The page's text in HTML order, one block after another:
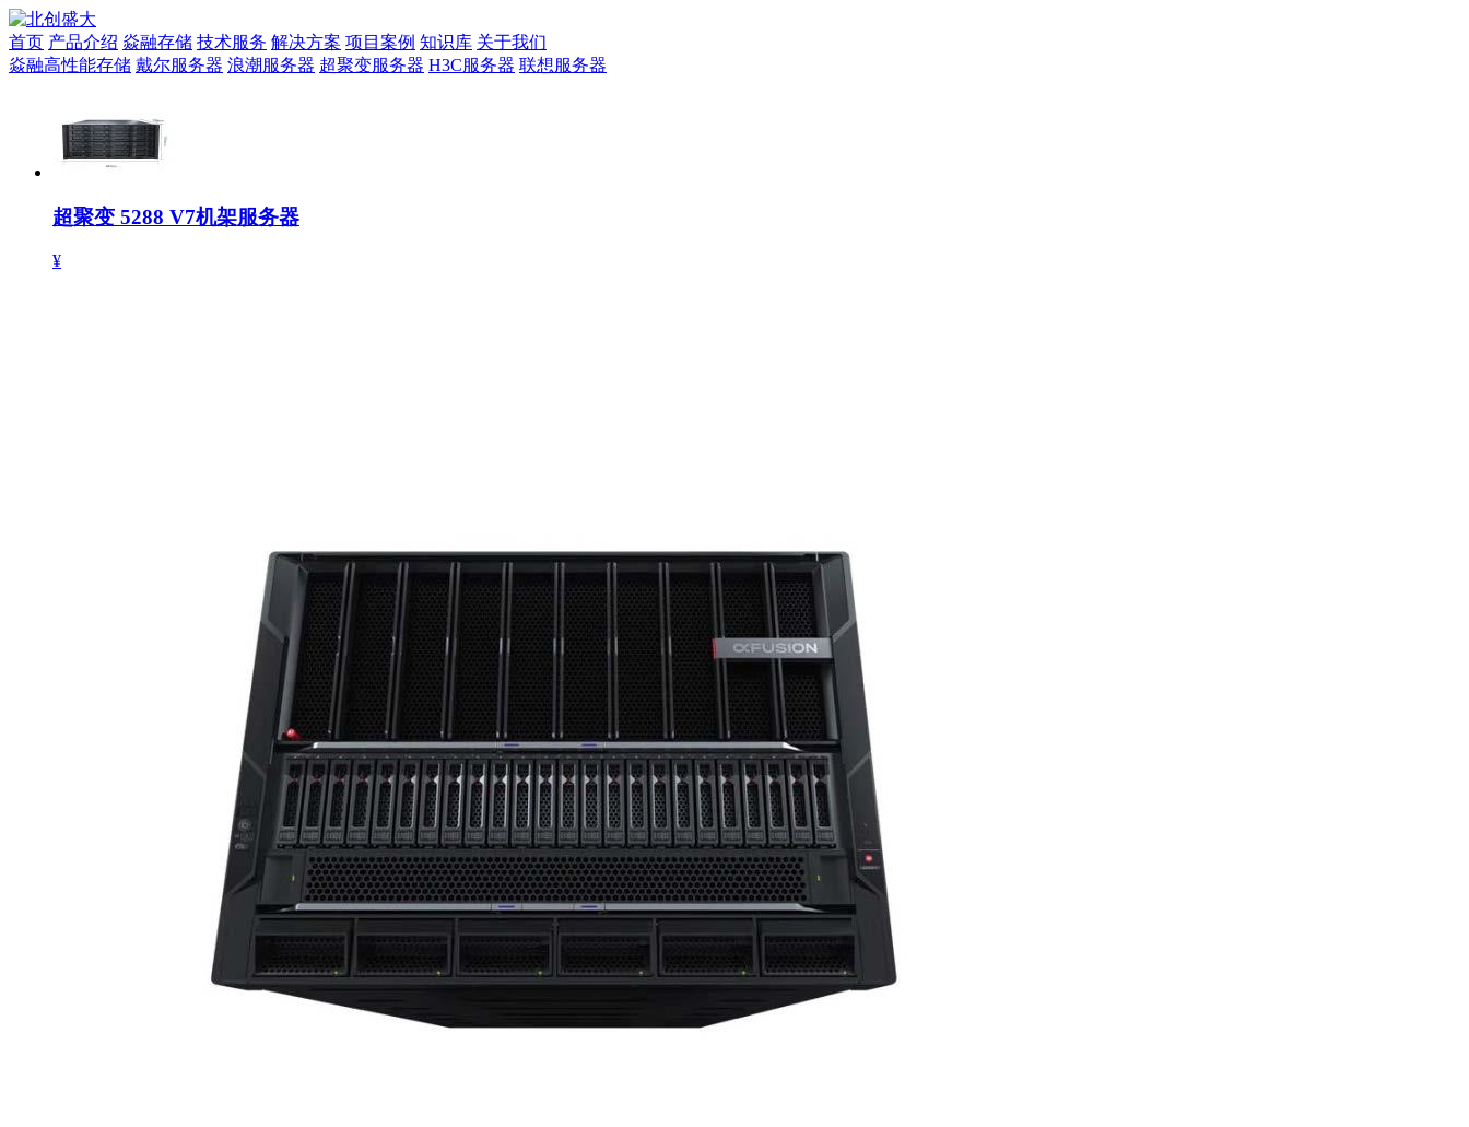
首页 产品介绍 焱融存储 技术服务 解决方案 项目案例 知识库 关于我们
焱融高性能存储 戴尔服务器 浪潮服务器 超聚变服务器 H3C服务器 联想服务器
超聚变 5288 V7机架服务器
¥